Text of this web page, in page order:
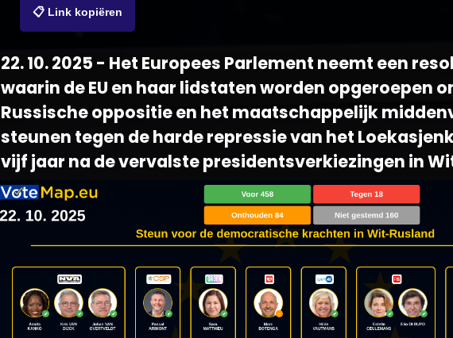
📋 Link kopiëren
22. 10. 2025 - Het Europees Parlement neemt een
waarin de EU en haar lidstaten worden opgeroepen
Russische oppositie en het maatschappelijk
steunen tegen de harde repressie van het
vijf jaar na de vervalste presidentsverkiezingen in